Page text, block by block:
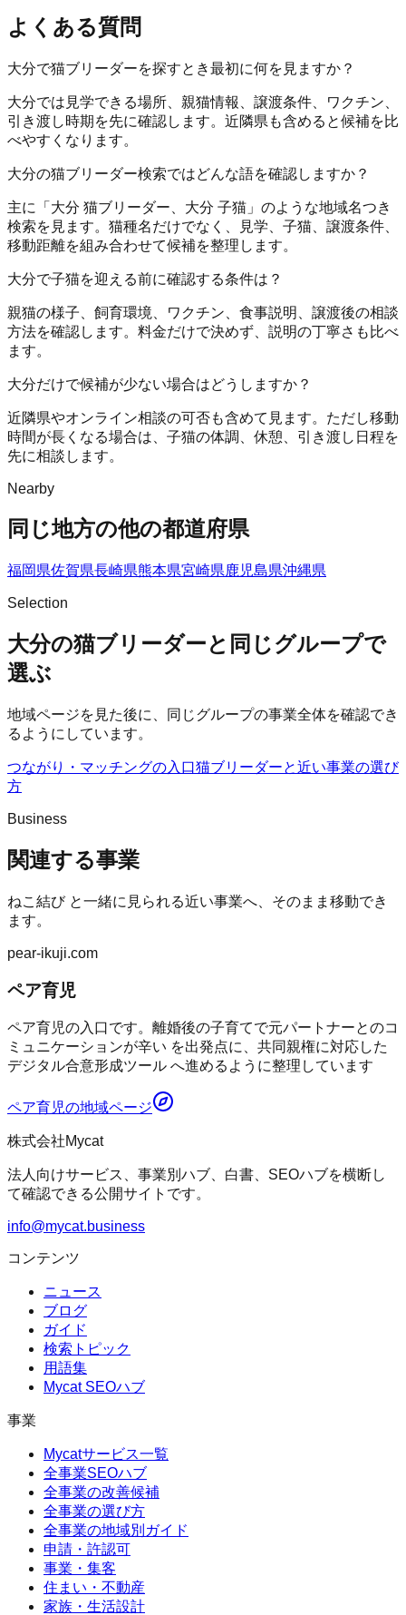
よくある質問
大分で猫ブリーダーを探すとき最初に何を見ますか？
大分では見学できる場所、親猫情報、譲渡条件、ワクチン、
引き渡し時期を先に確認します。近隣県も含めると候補を比
べやすくなります。
大分の猫ブリーダー検索ではどんな語を確認しますか？
主に「大分 猫ブリーダー、大分 子猫」のような地域名つき
検索を見ます。猫種名だけでなく、見学、子猫、譲渡条件、
移動距離を組み合わせて候補を整理します。
大分で子猫を迎える前に確認する条件は？
親猫の様子、飼育環境、ワクチン、食事説明、譲渡後の相談
方法を確認します。料金だけで決めず、説明の丁寧さも比べ
ます。
大分だけで候補が少ない場合はどうしますか？
近隣県やオンライン相談の可否も含めて見ます。ただし移動
時間が長くなる場合は、子猫の体調、休憩、引き渡し日程を
先に相談します。
Nearby
同じ地方の他の都道府県
福岡県佐賀県長崎県熊本県宮崎県鹿児島県沖縄県
Selection
大分の猫ブリーダーと同じグループで
選ぶ
地域ページを見た後に、同じグループの事業全体を確認でき
るようにしています。
つながり・マッチングの入口猫ブリーダーと近い事業の選び
方
Business
関連する事業
ねこ結びと一緒に見られる近い事業へ、そのまま移動でき
ます。
pear-ikuji.com
ペア育児
ペア育児の入口です。離婚後の子育てで元パートナーとのコ
ミュニケーションが辛い を出発点に、共同親権に対応した
デジタル合意形成ツール へ進めるように整理しています
ペア育児の地域ページ
株式会社Mycat
法人向けサービス、事業別ハブ、白書、SEOハブを横断し
て確認できる公開サイトです。
info@mycat.business
コンテンツ
ニュース
ブログ
ガイド
検索トピック
用語集
Mycat SEOハブ
事業
Mycatサービス一覧
全事業SEOハブ
全事業の改善候補
全事業の選び方
全事業の地域別ガイド
申請・許認可
事業・集客
住まい・不動産
家族・生活設計